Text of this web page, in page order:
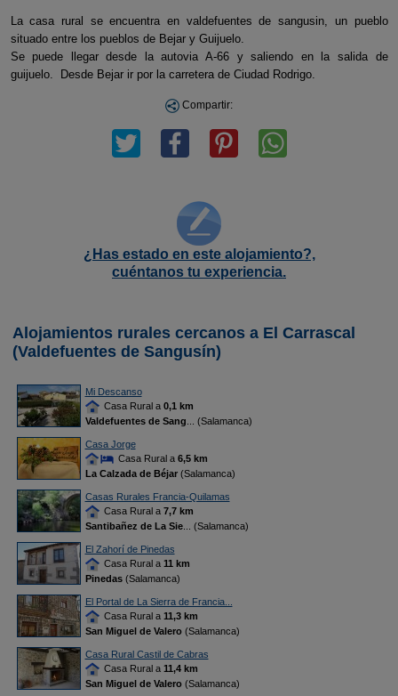
La casa rural se encuentra en valdefuentes de sangusin, un pueblo
situado entre los pueblos de Bejar y Guijuelo.
Se puede llegar desde la autovia A-66 y saliendo en la salida de
guijuelo. Desde Bejar ir por la carretera de Ciudad Rodrigo.
Compartir:
¿Has estado en este alojamiento?,
cuéntanos tu experiencia.
Alojamientos rurales cercanos a El Carrascal
(Valdefuentes de Sangusín)
Mi Descanso
Casa Rural a 0,1 km
Valdefuentes de Sang ... (Salamanca)
Casa Jorge
Casa Rural a 6,5 km
La Calzada de Béjar(Salamanca)
Casas Rurales Francia-Quilamas
Casa Rural a 7,7 km
Santibañez de La Sie... (Salamanca)
El Zahorí de Pinedas
Casa Rural a 11 km
Pinedas(Salamanca)
El Portal de La Sierra de Francia...
Casa Rural a 11,3 km
San Miguel de Valero(Salamanca)
Casa Rural Castil de Cabras
Casa Rural a 11,4 km
San Miguel de Valero(Salamanca)